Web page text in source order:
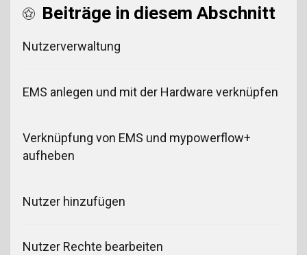
Beiträge in diesem Abschnitt
Nutzerverwaltung
EMS anlegen und mit der Hardware verknüpfen
Verknüpfung von EMS und mypowerflow+
aufheben
Nutzer hinzufügen
Nutzer Rechte bearbeiten